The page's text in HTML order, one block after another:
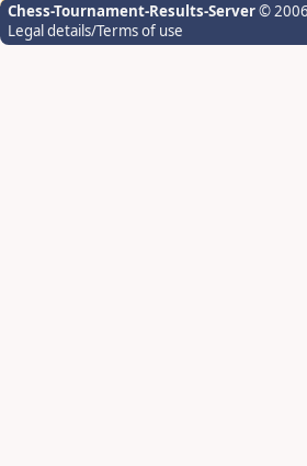
Chess-Tournament-Results-Server©
Legal details/Terms of use